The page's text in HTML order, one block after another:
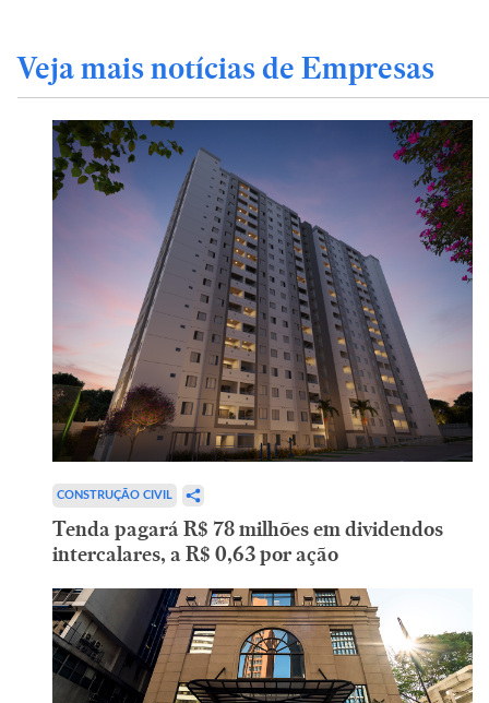
Veja mais notícias de Empresas
CONSTRUÇÃO CIVIL
Tenda pagará R$ 78 milhões em dividendos
intercalares, a R$ 0,63 por ação